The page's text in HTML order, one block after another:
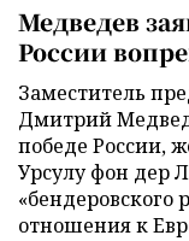
Медведев
России
Заместитель
Дмитрий
победе России,
Урсулу фон дер
«бендеровского
отношения к